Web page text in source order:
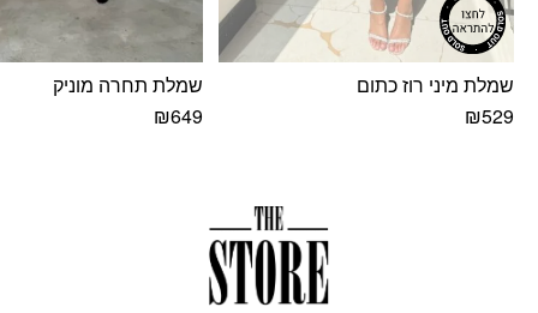
שמלת מיני רוז כתום
₪529
שמלת תחרה מוניק
₪649